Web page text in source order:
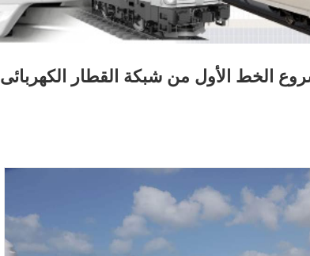
الخط الأول من شبكة القطار الكهربائى